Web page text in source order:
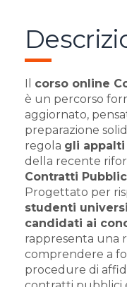
corso online
è un percorso
aggiornato,
preparazione
regola gli
della recente
Contratti
Progettato per
studenti
candidati ai
rappresenta una
comprendere a
procedure di